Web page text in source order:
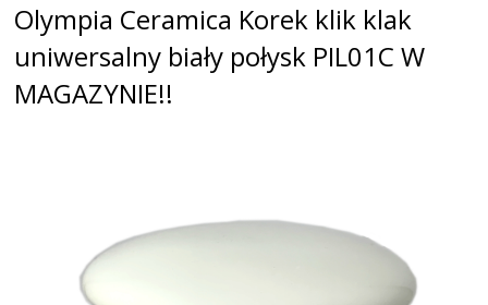
Olympia Ceramica Korek klik klak
uniwersalny biały połysk PIL01C W
MAGAZYNIE!!